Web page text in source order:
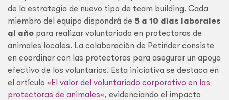
de la estrategia de nuevo tipo de team building. Cada
miembro del equipo dispondrá de 5 a 10 días laborales
al año para realizar voluntariado en protectoras de
animales locales. La colaboración de Petinder consiste
en coordinar con las protectoras para asegurar un apoyo
efectivo de los voluntarios. Esta iniciativa se destaca en
el artículo «El valor del voluntariado corporativo en las
protectoras de animales«, evidenciando el impacto